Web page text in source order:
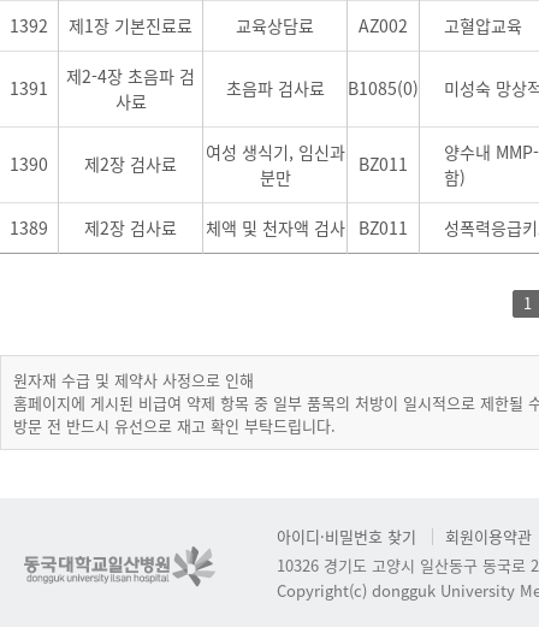
1392
제1장 기본진료료 교육상담료 AZ002 고혈압교육
1391
제2-4장 초음파 검
사료
초음파 검사료 B1085(0) 미성숙 망상
1390 제2장 검사료
여성 생식기, 임신과
분만
BZ011
양수내
함)
1389
제2장 검사료 체액 및 천자액 검사 BZ011 성폭력응급
1
원자재 수급 및 제약사 사정으로 인해
홈페이지에 게시된 비급여 약제 항목 중 일부 품목의 처방이 일시적으로 제한될
방문 전 반드시 유선으로 재고 확인 부탁드립니다.
아이디·비밀번호 찾기
회원이용약관
10326 경기도 고양시 일산동구 동국로
Copyright(c) dongguk University